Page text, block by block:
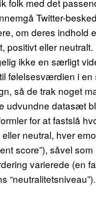
Twitter-
om deres indhold
positivt eller neutralt.
ikke en særligt
følelsesværdien i en
så de trak noget
udvundne datasæt
for at fastslå
neutral, hver
score”), såvel
varierede (en
“neutralitetsniveau”).